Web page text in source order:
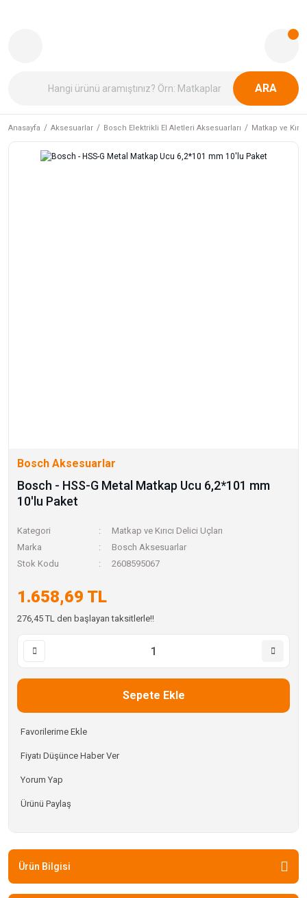
ARA
Anasayfa Aksesuarlar Bosch Elektrikli El Aletleri Aksesuarları Matkap ve
Bosch Aksesuarlar
Bosch - HSS-G Metal Matkap Ucu 6,2*101 mm
10'lu Paket
Kategori
Matkap ve Kırıcı Delici Uçları
Marka
Bosch Aksesuarlar
Stok Kodu
2608595067
1.658,69 TL
276,45 TL den başlayan taksitlerle!!
Sepete Ekle
Fiyatı Düşünce Haber Ver
Yorum Yap
Ürünü Paylaş
Ürün Bilgisi